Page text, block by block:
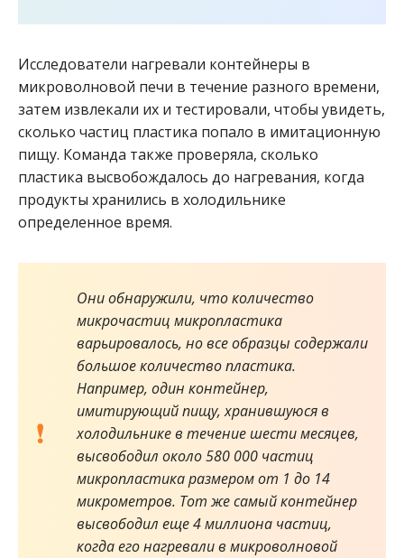
Исследователи нагревали контейнеры в
микроволновой печи в течение разного времени,
затем извлекали их и тестировали, чтобы увидеть,
сколько частиц пластика попало в имитационную
пищу. Команда также проверяла, сколько
пластика высвобождалось до нагревания, когда
продукты хранились в холодильнике
определенное время.
Они обнаружили, что количество
микрочастиц микропластика
варьировалось, но все образцы содержали
большое количество пластика.
Например, один контейнер,
имитирующий пищу, хранившуюся в
холодильнике в течение шести месяцев,
высвободил около 580 000 частиц
микропластика размером от 1 до 14
микрометров. Тот же самый контейнер
высвободил еще 4 миллиона частиц,
когда его нагревали в микроволновой